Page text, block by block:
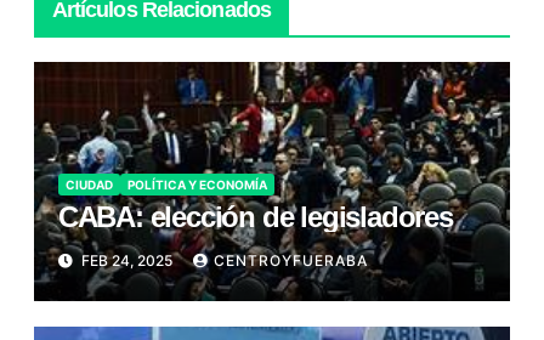
Artículos Relacionados
CIUDAD POLÍTICA Y ECONOMÍA
CABA: elección de legisladores
FEB 24, 2025 CENTROYFUERABA